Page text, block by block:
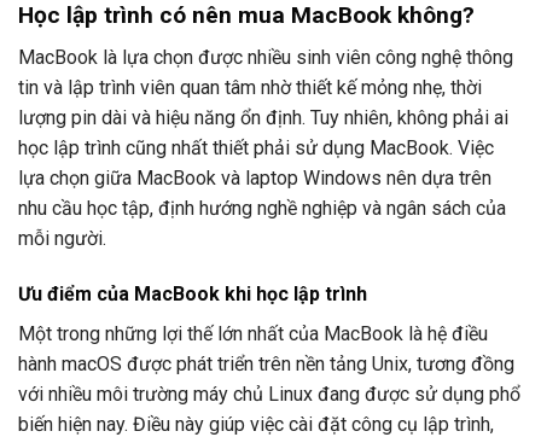
Học lập trình có nên mua MacBook không?
MacBook là lựa chọn được nhiều sinh viên công nghệ thông
tin và lập trình viên quan tâm nhờ thiết kế mỏng nhẹ, thời
lượng pin dài và hiệu năng ổn định. Tuy nhiên, không phải ai
học lập trình cũng nhất thiết phải sử dụng MacBook. Việc
lựa chọn giữa MacBook và laptop Windows nên dựa trên
nhu cầu học tập, định hướng nghề nghiệp và ngân sách của
mỗi người.
Ưu điểm của MacBook khi học lập trình
Một trong những lợi thế lớn nhất của MacBook là hệ điều
hành macOS được phát triển trên nền tảng Unix, tương đồng
với nhiều môi trường máy chủ Linux đang được sử dụng phổ
biến hiện nay. Điều này giúp việc cài đặt công cụ lập trình,